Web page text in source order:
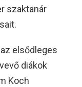
szaktanár
elsődleges
diákok
Koch